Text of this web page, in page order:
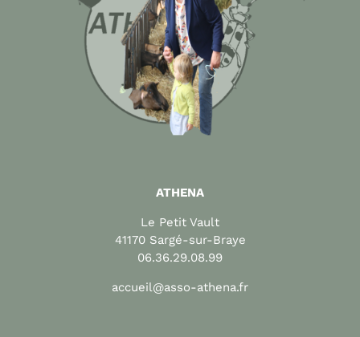
ATHENA
Le Petit Vault
41170 Sargé-sur-Braye
06.36.29.08.99
accueil@asso-athena.fr